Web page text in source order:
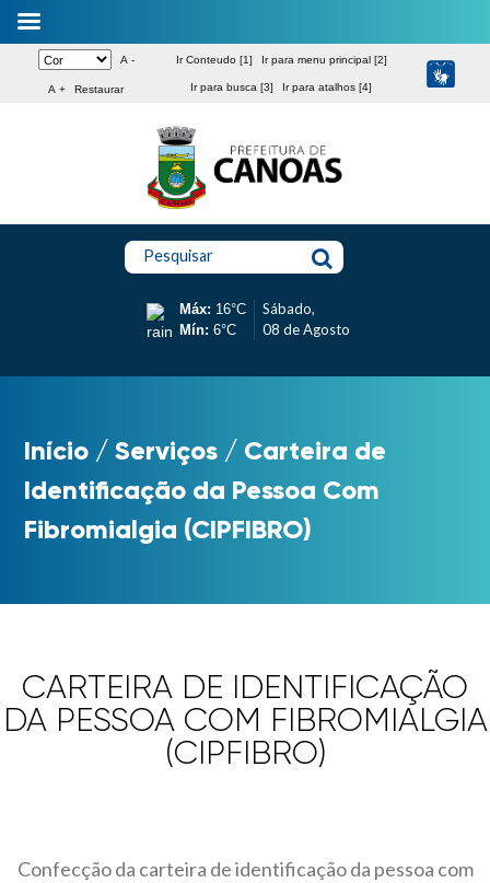
A -
A + Restaurar
Ir Conteudo [1] Ir para menu principal [2]
Ir para busca [3] Ir para atalhos [4]
Pesquisar
Máx: 16°C
Mín: 6°C
Sábado,
08 de Agosto
Início /Serviços / Carteira de
Identificação da Pessoa Com
Fibromialgia (CIPFIBRO)
CARTEIRA DE IDENTIFICAÇÃO
DA PESSOA COM FIBROMIALGIA
(CIPFIBRO)
Confecção da carteira de identificação da pessoa com